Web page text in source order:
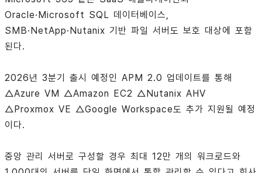
Oracle·Microsoft SQL 데이터베이스,
SMB·NetApp·Nutanix 기반 파일 서버도 보호 대상에 포함
된다.
2026년 3분기 출시 예정인 APM 2.0 업데이트를 통해
△Azure VM △Amazon EC2 △Nutanix AHV
△Proxmox VE △Google Workspace도 추가 지원될 예정
이다.
중앙 관리 서버로 구성할 경우 최대 12만 개의 워크로드와